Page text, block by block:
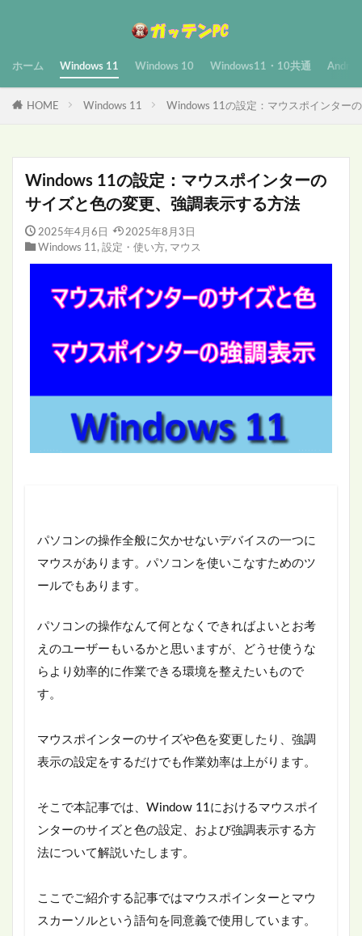
ホーム Windows 11 Windows 10 Windows11・10共通
HOME Windows 11 Windows 11の設定：マウスポインター
Windows 11の設定：マウスポインターの
サイズと色の変更、強調表示する方法
2025年4月6日
2025年8月3日
Windows 11 , 設定・使い方, マウス
パソコンの操作全般に欠かせないデバイスの一つに
マウスがあります。パソコンを使いこなすためのツ
ールでもあります。
パソコンの操作なんて何となくできればよいとお考
えのユーザーもいるかと思いますが、どうせ使うな
らより効率的に作業できる環境を整えたいもので
す。
マウスポインターのサイズや色を変更したり、強調
表示の設定をするだけでも作業効率は上がります。
そこで本記事では、Window 11におけるマウスポイ
ンターのサイズと色の設定、および強調表示する方
法について解説いたします。
ここでご紹介する記事ではマウスポインターとマウ
スカーソルという語句を同意義で使用しています。